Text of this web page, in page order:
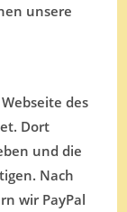
unsere
des
Dort
und die
Nach
wir PayPal